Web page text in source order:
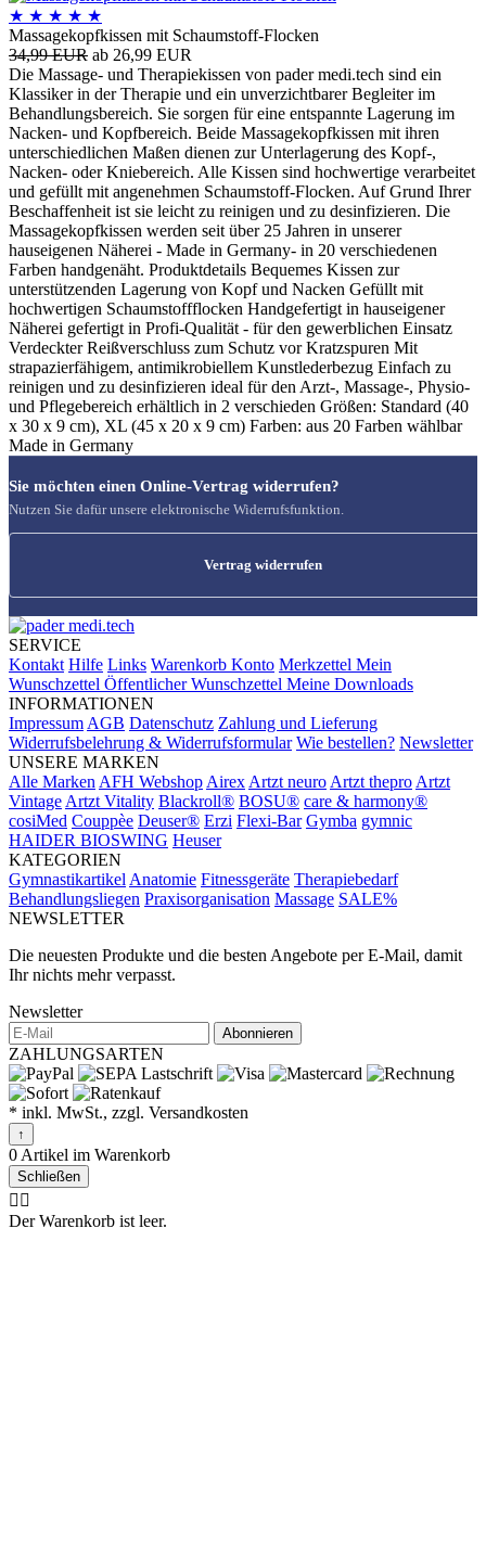
★ ★ ★ ★ ★
Massagekopfkissen mit Schaumstoff-Flocken
34,99 EUR ab 26,99 EUR
Die Massage- und Therapiekissen von pader medi.tech sind ein
Klassiker in der Therapie und ein unverzichtbarer Begleiter im
Behandlungsbereich. Sie sorgen für eine entspannte Lagerung im
Nacken- und Kopfbereich. Beide Massagekopfkissen mit ihren
unterschiedlichen Maßen dienen zur Unterlagerung des Kopf-,
Nacken- oder Kniebereich. Alle Kissen sind hochwertige verarbeitet
und gefüllt mit angenehmen Schaumstoff-Flocken. Auf Grund Ihrer
Beschaffenheit ist sie leicht zu reinigen und zu desinfizieren. Die
Massagekopfkissen werden seit über 25 Jahren in unserer
hauseigenen Näherei - Made in Germany- in 20 verschiedenen
Farben handgenäht. Produktdetails Bequemes Kissen zur
unterstützenden Lagerung von Kopf und Nacken Gefüllt mit
hochwertigen Schaumstoffflocken Handgefertigt in hauseigener
Näherei gefertigt in Profi-Qualität - für den gewerblichen Einsatz
Verdeckter Reißverschluss zum Schutz vor Kratzspuren Mit
strapazierfähigem, antimikrobiellem Kunstlederbezug Einfach zu
reinigen und zu desinfizieren ideal für den Arzt-, Massage-, Physio-
und Pflegebereich erhältlich in 2 verschieden Größen: Standard (40
x 30 x 9 cm), XL (45 x 20 x 9 cm) Farben: aus 20 Farben wählbar
Made in Germany
Sie möchten einen Online-Vertrag widerrufen?
Nutzen Sie dafür unsere elektronische Widerrufsfunktion.
Vertrag widerrufen
SERVICE
Kontakt Hilfe Links Warenkorb Konto Merkzettel Mein
Wunschzettel Öffentlicher Wunschzettel Meine Downloads
INFORMATIONEN
Impressum AGB Datenschutz Zahlung und Lieferung
Widerrufsbelehrung & Widerrufsformular Wie bestellen? Newsletter
UNSERE MARKEN
Alle Marken AFH Webshop Airex Artzt neuro Artzt thepro Artzt
Vintage Artzt Vitality Blackroll® BOSU® care & harmony®
cosiMed Couppèe Deuser® Erzi Flexi-Bar Gymba gymnic
HAIDER BIOSWING Heuser
KATEGORIEN
Gymnastikartikel Anatomie Fitnessgeräte Therapiebedarf
Behandlungsliegen Praxisorganisation Massage SALE%
NEWSLETTER
Die neuesten Produkte und die besten Angebote per E-Mail, damit
Ihr nichts mehr verpasst.
Newsletter
Abonnieren
ZAHLUNGSARTEN
* inkl. MwSt., zzgl. Versandkosten
↑
0 Artikel im Warenkorb
Schließen
🤷‍♂️
Der Warenkorb ist leer.